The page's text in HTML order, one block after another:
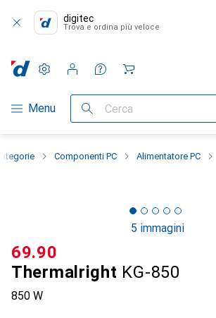
digitec
Trova e ordina più veloce
Categoria Navigazione
Menu Cerca
Impostazioni
Conto cliente
Liste di confronto
Liste dei desideri
Carrello
Componenti PC Alimentatore PC
5 immagini
Thermalright KG-850
850 W
CHF
69.90